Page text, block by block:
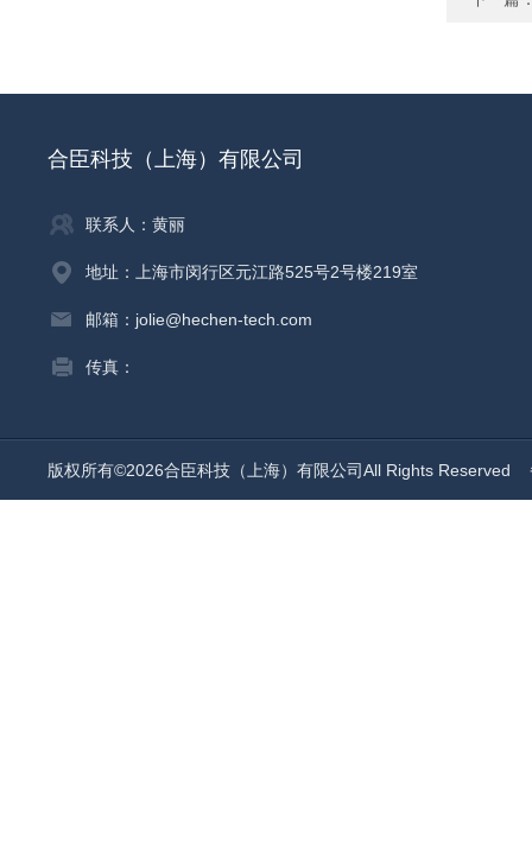
合臣科技（上海）有限公司
联系人：黄丽
地址：上海市闵行区元江路525号2号楼219室
邮箱：jolie@hechen-tech.com
传真：
版权所有©2026合臣科技（上海）有限公司All Rights Reserved